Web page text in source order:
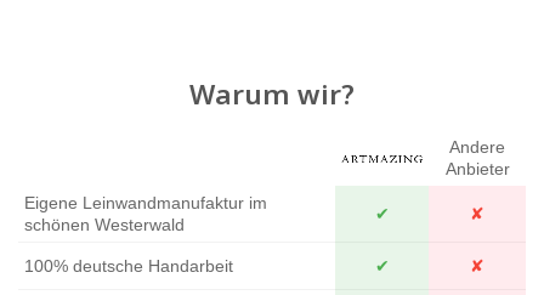
Warum wir?
Andere
Anbieter
Eigene Leinwandmanufaktur im
schönen Westerwald
✔ ✘
100% deutsche Handarbeit ✔ ✘